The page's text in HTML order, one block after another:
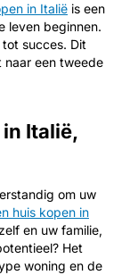
in Italië is een
leven beginnen.
succes. Dit
een tweede
Italië,
om uw
huis kopen in
en uw familie,
Het
woning en de